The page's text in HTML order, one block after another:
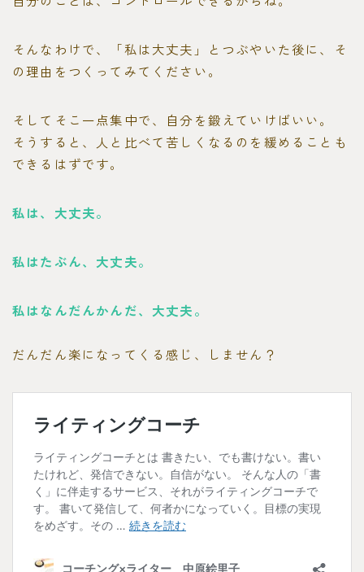
そんなわけで、「私は大丈夫」とつぶやいた後に、そ
の理由をつくってみてください。
そしてそこ一点集中で、自分を鍛えていけばいい。
そうすると、人と比べて苦しくなるのを緩めることも
できるはずです。
私は、大丈夫。
私はたぶん、大丈夫。
私はなんだんかんだ、大丈夫。
だんだん楽になってくる感じ、しません？